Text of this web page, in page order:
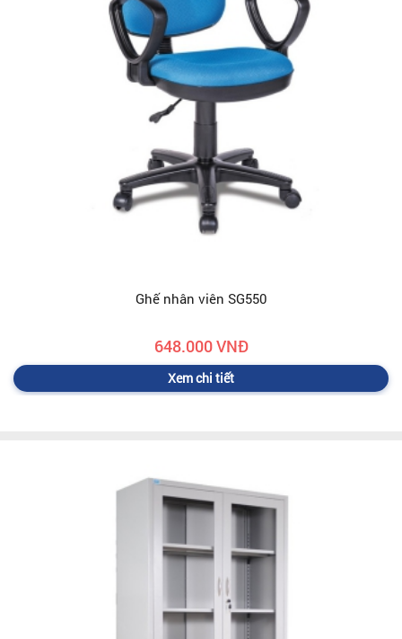
Ghế nhân viên SG550
648.000 VNĐ
Xem chi tiết